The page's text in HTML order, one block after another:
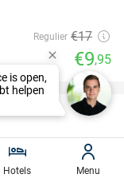
Regulier €17
€9,95
36%
favorite_border
10.0
Hotels Menu